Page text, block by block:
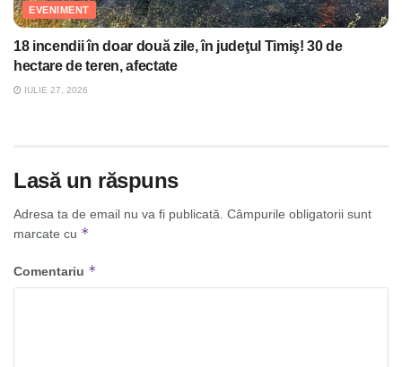
EVENIMENT
18 incendii în doar două zile, în judeţul Timiş! 30 de
hectare de teren, afectate
IULIE 27, 2026
Lasă un răspuns
Adresa ta de email nu va fi publicată. Câmpurile obligatorii sunt
marcate cu *
Comentariu *